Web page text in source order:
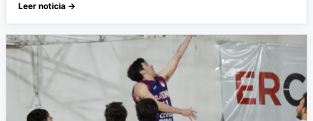
Leer noticia →